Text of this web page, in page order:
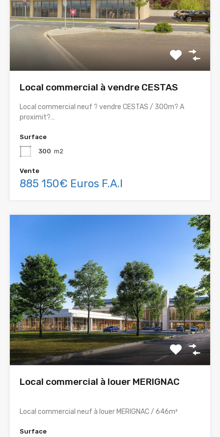
Local commercial à vendre CESTAS
Local commercial neuf ? vendre CESTAS / 300m? A
proximit?…
Surface
300 m2
Vente
885 150€ Euros F.A.I
Local commercial à louer MERIGNAC
Local commercial neuf à louer MERIGNAC / 646m²
Surface